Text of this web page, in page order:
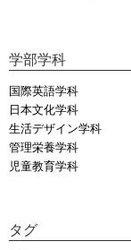
学部学科
国際英語学科
日本文化学科
生活デザイン学科
管理栄養学科
児童教育学科
タグ